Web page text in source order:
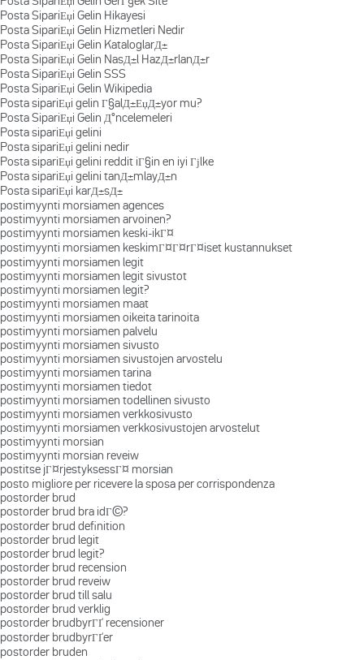
Posta SipariЕџi Gelin Hikayesi
Posta SipariЕџi Gelin Hizmetleri Nedir
Posta SipariЕџi Gelin KataloglarД±
Posta SipariЕџi Gelin NasД±l HazД±rlanД±r
Posta SipariЕџi Gelin SSS
Posta SipariЕџi Gelin Wikipedia
Posta sipariЕџi gelin Г§alД±ЕџД±yor mu?
Posta SipariЕџi Gelin Д°ncelemeleri
Posta sipariЕџi gelini
Posta sipariЕџi gelini nedir
Posta sipariЕџi gelini reddit iГ§in en iyi Гјlke
Posta sipariЕџi gelini tanД±mlayД±n
Posta sipariЕџi karД±sД±
postimyynti morsiamen agences
postimyynti morsiamen arvoinen?
postimyynti morsiamen keski-ikГ¤
postimyynti morsiamen keskimГ¤Г¤rГ¤iset kustannukset
postimyynti morsiamen legit
postimyynti morsiamen legit sivustot
postimyynti morsiamen legit?
postimyynti morsiamen maat
postimyynti morsiamen oikeita tarinoita
postimyynti morsiamen palvelu
postimyynti morsiamen sivusto
postimyynti morsiamen sivustojen arvostelu
postimyynti morsiamen tarina
postimyynti morsiamen tiedot
postimyynti morsiamen todellinen sivusto
postimyynti morsiamen verkkosivusto
postimyynti morsiamen verkkosivustojen arvostelut
postimyynti morsian
postimyynti morsian reveiw
postitse jГ¤rjestyksessГ¤ morsian
posto migliore per ricevere la sposa per corrispondenza
postorder brud
postorder brud bra idГ©?
postorder brud definition
postorder brud legit
postorder brud legit?
postorder brud recension
postorder brud reveiw
postorder brud till salu
postorder brud verklig
postorder brudbyrГҐ recensioner
postorder brudbyrГҐer
postorder bruden